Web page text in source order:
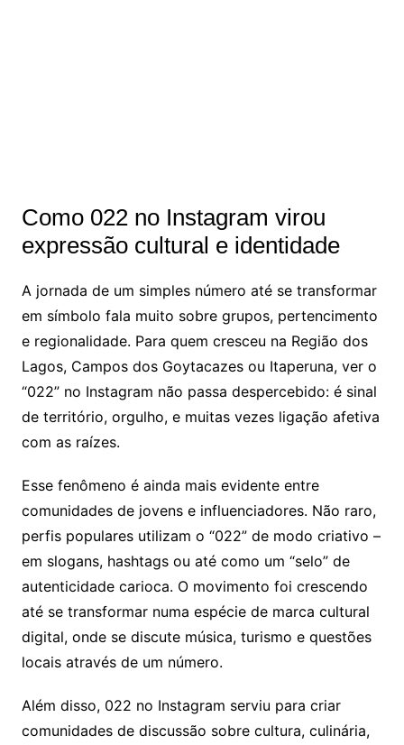
Como 022 no Instagram virou
expressão cultural e identidade
A jornada de um simples número até se transformar
em símbolo fala muito sobre grupos, pertencimento
e regionalidade. Para quem cresceu na Região dos
Lagos, Campos dos Goytacazes ou Itaperuna, ver o
“022” no Instagram não passa despercebido: é sinal
de território, orgulho, e muitas vezes ligação afetiva
com as raízes.
Esse fenômeno é ainda mais evidente entre
comunidades de jovens e influenciadores. Não raro,
perfis populares utilizam o “022” de modo criativo –
em slogans, hashtags ou até como um “selo” de
autenticidade carioca. O movimento foi crescendo
até se transformar numa espécie de marca cultural
digital, onde se discute música, turismo e questões
locais através de um número.
Além disso, 022 no Instagram serviu para criar
comunidades de discussão sobre cultura, culinária,